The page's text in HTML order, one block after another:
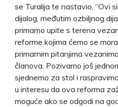
se Turalija te nastavio, “Ovi
dijalog, međutim ozbiljnog
primamo upite s terena
reforme kojima ćemo se
primarnim pitanjima
članova. Pozivamo još
sjednemo za stol i
u interesu da ova reforma
moguće ako se odgodi na